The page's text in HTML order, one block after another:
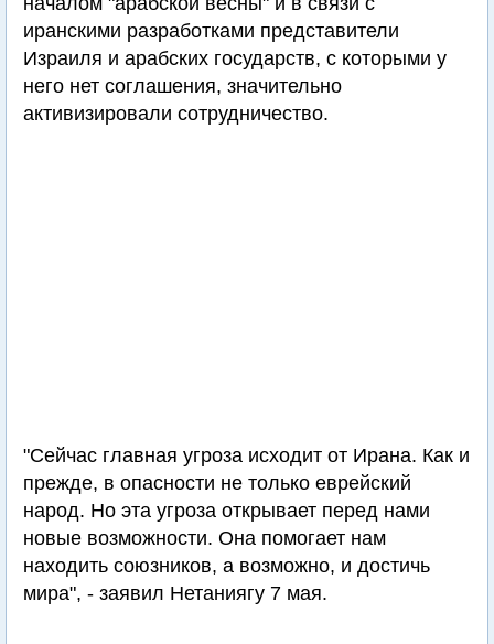
иранскими разработками представители
Израиля и арабских государств, с которыми у
него нет соглашения, значительно
активизировали сотрудничество.
"Сейчас главная угроза исходит от Ирана. Как и
прежде, в опасности не только еврейский
народ. Но эта угроза открывает перед нами
новые возможности. Она помогает нам
находить союзников, а возможно, и достичь
мира", - заявил Нетаниягу 7 мая.